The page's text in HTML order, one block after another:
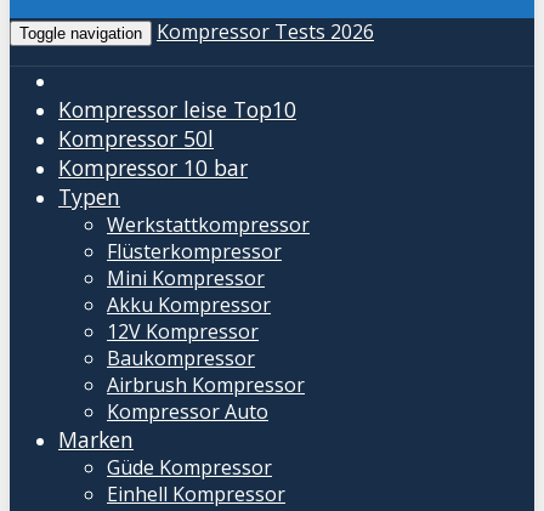
Toggle navigation Kompressor Tests 2026
Kompressor leise Top10
Kompressor 50l
Kompressor 10 bar
Typen
Werkstattkompressor
Flüsterkompressor
Mini Kompressor
Akku Kompressor
12V Kompressor
Baukompressor
Airbrush Kompressor
Kompressor Auto
Marken
Güde Kompressor
Einhell Kompressor